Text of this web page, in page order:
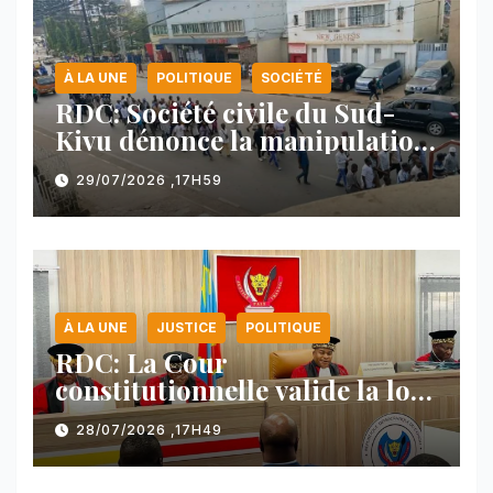
À LA UNE POLITIQUE SOCIÉTÉ
RDC: Société civile du Sud-
Kivu dénonce la manipulation
des manifestations par
l’AFC/M23
29/07/2026 ,17H59
À LA UNE JUSTICE POLITIQUE
RDC: La Cour
constitutionnelle valide la loi
référendaire sous réserves de
plusieurs dispositions
28/07/2026 ,17H49